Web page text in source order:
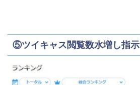
⑤ツイキャス閲覧数水増し指示